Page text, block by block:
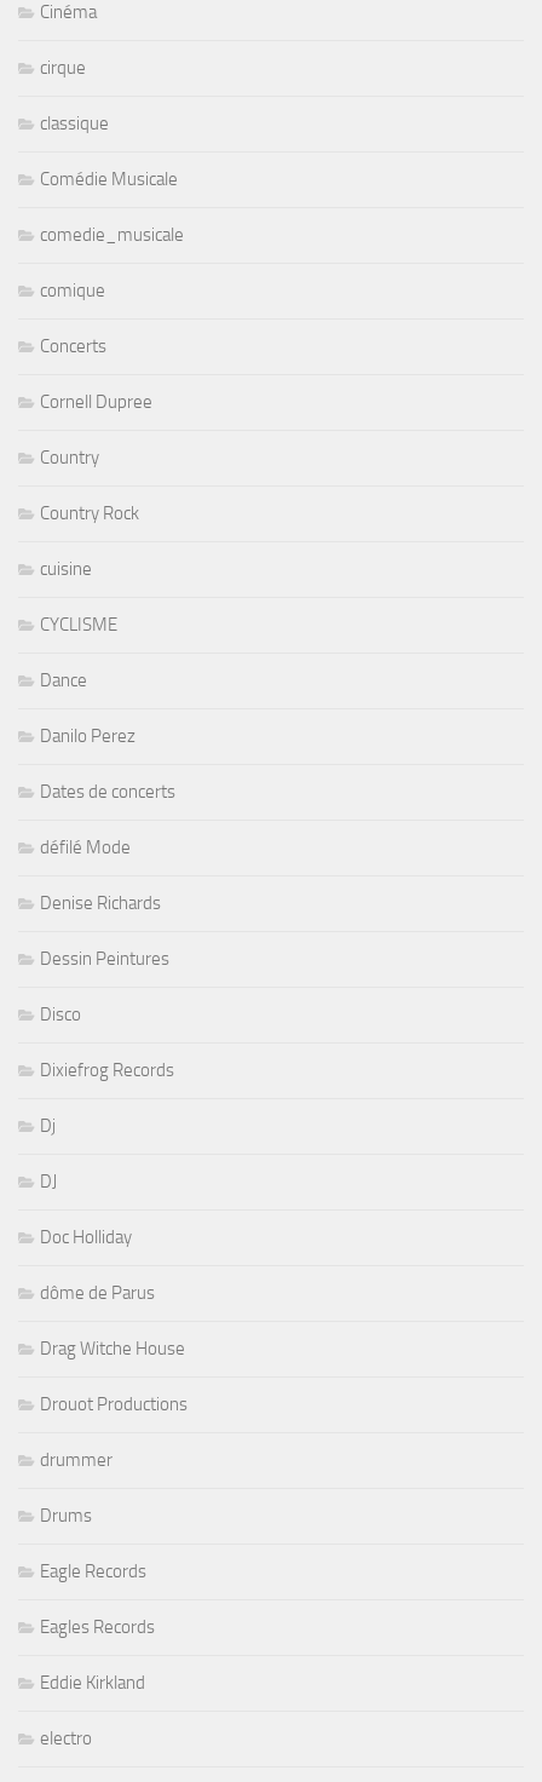
Cinéma
cirque
classique
Comédie Musicale
comedie_musicale
comique
Concerts
Cornell Dupree
Country
Country Rock
cuisine
CYCLISME
Dance
Danilo Perez
Dates de concerts
défilé Mode
Denise Richards
Dessin Peintures
Disco
Dixiefrog Records
Dj
DJ
Doc Holliday
dôme de Parus
Drag Witche House
Drouot Productions
drummer
Drums
Eagle Records
Eagles Records
Eddie Kirkland
electro